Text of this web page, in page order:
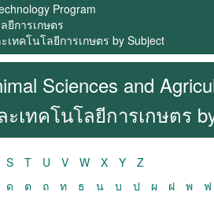
Program
ยีการเกษตร
เทคโนโลยีการเกษตร by Subject
Sciences and
เทคโนโลยีการเกษตร
S T U V W X Y
Z
ด ต ถ ท ธ น บ ป ผ ฝ พ ฟ